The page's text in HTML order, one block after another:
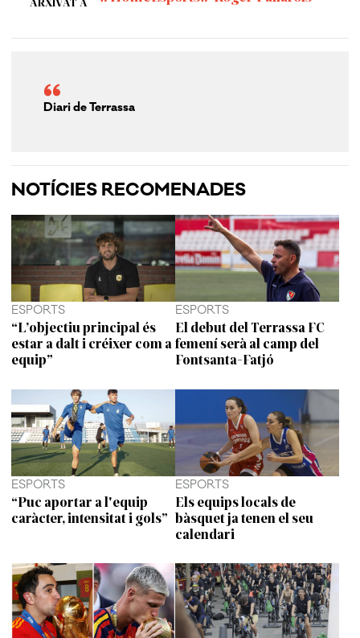
Diari de Terrassa
NOTÍCIES RECOMENADES
ESPORTS
“L’objectiu principal és
estar a dalt i créixer com a
equip”
ESPORTS
El debut del Terrassa FC
femení serà al camp del
Fontsanta-Fatjó
ESPORTS
“Puc aportar a l'equip
caràcter, intensitat i gols”
ESPORTS
Els equips locals de
bàsquet ja tenen el seu
calendari